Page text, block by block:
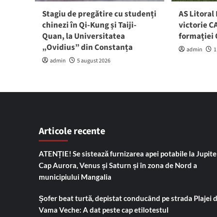
Stagiu de pregătire cu studenți
chinezi în Qi-Kung și Taiji-
Quan, la Universitatea
„Ovidius” din Constanța
admin 5 august 2026
AS Litoral
victorie
formației
admin
Articole recente
ATENȚIE! Se sistează furnizarea apei potabile la
Cap Aurora, Venus și Saturn și în zona de Nord a
municipiului Mangalia
Șofer beat turtă, depistat conducând pe strada Plajei
Vama Veche: A dat peste cap etilotestul